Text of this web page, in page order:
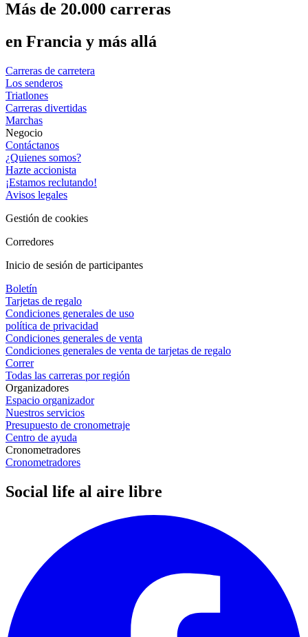
Más de 20.000 carreras
en Francia y más allá
Carreras de carretera
Los senderos
Triatlones
Carreras divertidas
Marchas
Negocio
Contáctanos
¿Quienes somos?
Hazte accionista
¡Estamos reclutando!
Avisos legales
Gestión de cookies
Corredores
Inicio de sesión de participantes
Boletín
Tarjetas de regalo
Condiciones generales de uso
política de privacidad
Condiciones generales de venta
Condiciones generales de venta de tarjetas de regalo
Correr
Todas las carreras por región
Organizadores
Espacio organizador
Nuestros servicios
Presupuesto de cronometraje
Centro de ayuda
Cronometradores
Cronometradores
Social life al aire libre